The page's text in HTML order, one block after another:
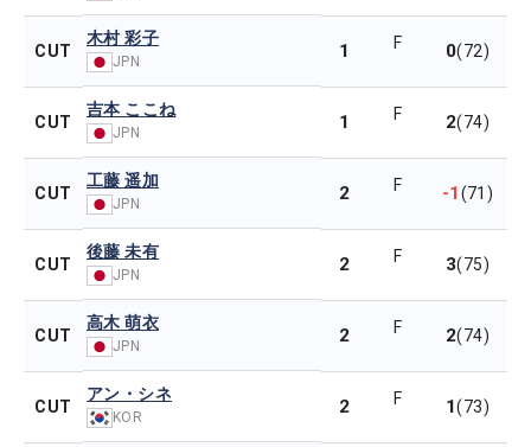
CUT
木村 彩子
JPN 1 F 0(72)
CUT
吉本 ここね
JPN 1 F 2(74)
CUT
工藤 遥加
JPN 2 F -1(71)
CUT
後藤 未有
JPN 2 F 3(75)
CUT
高木 萌衣
JPN 2 F 2(74)
CUT
アン・シネ
KOR 2 F 1(73)